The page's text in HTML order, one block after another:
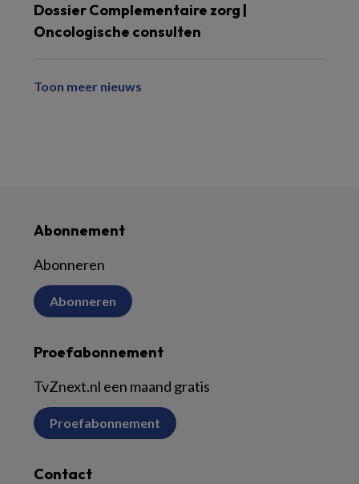
Dossier Complementaire zorg |
Oncologische consulten
Toon meer nieuws
Abonnement
Abonneren
Abonneren
Proefabonnement
TvZnext.nl een maand gratis
Proefabonnement
Contact